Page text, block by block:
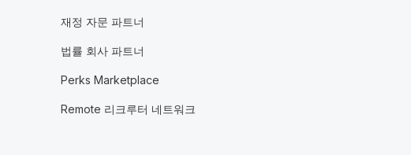
재정 자문 파트너
법률 회사 파트너
Perks Marketplace
Remote 리크루터 네트워크